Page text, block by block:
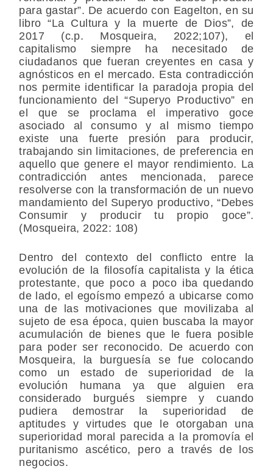
para gastar”. De acuerdo con Eagelton, en su
libro “La Cultura y la muerte de Dios”, de
2017 (c.p. Mosqueira, 2022;107), el
capitalismo siempre ha necesitado de
ciudadanos que fueran creyentes en casa y
agnósticos en el mercado. Esta contradicción
nos permite identificar la paradoja propia del
funcionamiento del “Superyo Productivo” en
el que se proclama el imperativo goce
asociado al consumo y al mismo tiempo
existe una fuerte presión para producir,
trabajando sin limitaciones, de preferencia en
aquello que genere el mayor rendimiento. La
contradicción antes mencionada, parece
resolverse con la transformación de un nuevo
mandamiento del Superyo productivo, “Debes
Consumir y producir tu propio goce”.
(Mosqueira, 2022: 108)
Dentro del contexto del conflicto entre la
evolución de la filosofía capitalista y la ética
protestante, que poco a poco iba quedando
de lado, el egoísmo empezó a ubicarse como
una de las motivaciones que movilizaba al
sujeto de esa época, quien buscaba la mayor
acumulación de bienes que le fuera posible
para poder ser reconocido. De acuerdo con
Mosqueira, la burguesía se fue colocando
como un estado de superioridad de la
evolución humana ya que alguien era
considerado burgués siempre y cuando
pudiera demostrar la superioridad de
aptitudes y virtudes que le otorgaban una
superioridad moral parecida a la promovía el
puritanismo ascético, pero a través de los
negocios.